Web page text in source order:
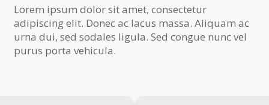
Lorem ipsum dolor sit amet, consectetur
adipiscing elit. Donec ac lacus massa. Aliquam ac
urna dui, sed sodales ligula. Sed congue nunc vel
purus porta vehicula.